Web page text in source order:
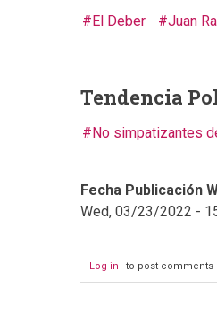
El Deber Juan
Tendencia
No simpatizantes
Fecha Publicación
Wed, 03/23/2022 -
Log in to post comments